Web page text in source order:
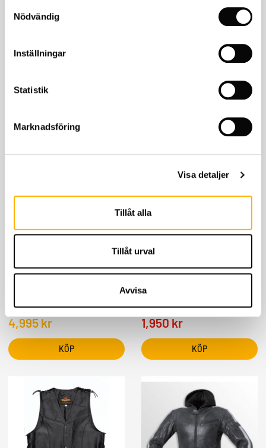
Nödvändig
Inställningar
Statistik
Marknadsföring
Visa detaljer
Tillåt alla
Tillåt urval
Avvisa
Har du några frågor?
Halvarssons
4,995 kr
KÖP
Lady
2,399kr
1,950 kr
KÖP